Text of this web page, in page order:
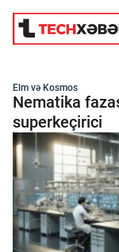
Süni İntellekt
Elm və
Texnoloji
Elm və Kosmos
Nematika
superkeçirici